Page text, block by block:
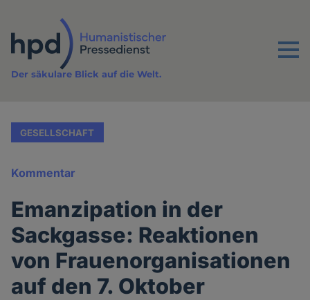
Inhalt
Menu
Der säkulare Blick auf die Welt.
GESELLSCHAFT
Kommentar
Emanzipation in der
Sackgasse: Reaktionen
von Frauenorganisationen
auf den 7. Oktober